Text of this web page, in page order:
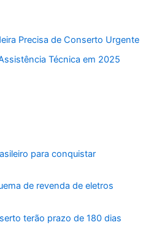
Precisa de Conserto Urgente
Técnica em 2025
para conquistar
de revenda de eletros
terão prazo de 180 dias